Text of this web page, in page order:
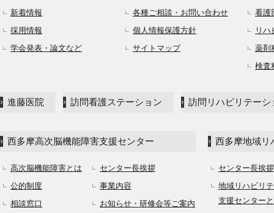
新着情報
各種ご相談・お問い合わせ
採用情報
個人情報保護方針
学会発表・論文など
サイトマップ
看護
リ
薬剤
検査
進藤医院 訪問看護ステーション 訪問リハビリテーシ
西多摩高次脳機能障害支援センター
高次脳機能障害とは
公的制度
相談窓口
センター長挨拶
事業内容
お知らせ・研修会等ご案内
西多摩地域リ
センター長挨拶
地域リハビリ
支援センター